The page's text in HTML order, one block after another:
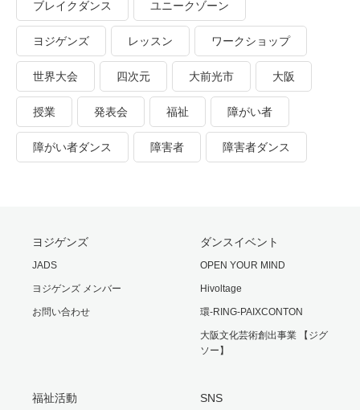
ブレイクダンス ユニークゾーン
ヨジゲンズ レッスン ワークショップ
世界大会 四次元 大前光市 大阪
授業 発表会 福祉 障がい者
障がい者ダンス 障害者 障害者ダンス
ヨジゲンズ
JADS
ヨジゲンズ メンバー
お問い合わせ
ダンスイベント
OPEN YOUR MIND
Hivoltage
環-RING-PAIXCONTON
大阪文化芸術創出事業 【ジグ
ソー】
福祉活動 SNS